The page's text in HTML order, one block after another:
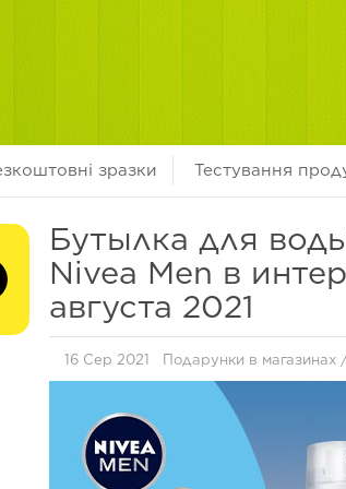
зразки Тестування
Бутылка для
Nivea Men в
августа 2021
16 Сер 2021 Подарунки в магазинах